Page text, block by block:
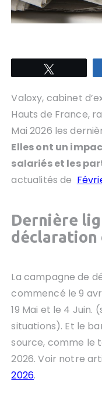
Valoxy, cabinet
Hauts de France,
Mai 2026 les
Elles ont un
salariés et les
actualités de
Dernière
d éclaration
La campagne de
commencé le 9
19 Mai et le 4
situations). Et le
source, comme le
2026. Voir notre
2026.